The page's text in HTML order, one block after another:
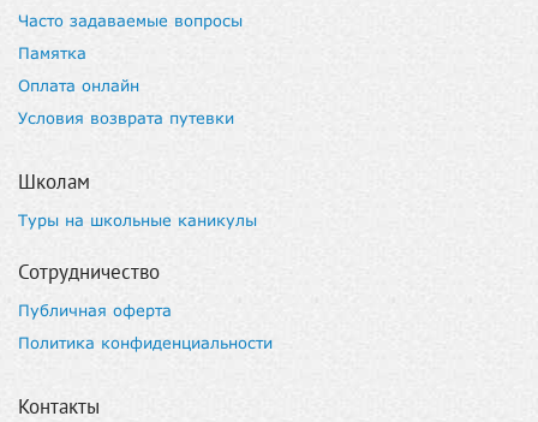
Часто задаваемые вопросы
Памятка
Оплата онлайн
Условия возврата путевки
Школам
Туры на школьные каникулы
Сотрудничество
Публичная оферта
Политика конфиденциальности
Контакты